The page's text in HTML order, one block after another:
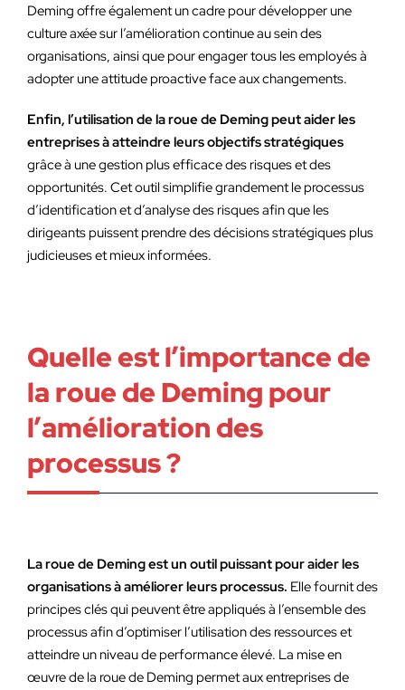
Deming offre également un cadre pour développer une
culture axée sur l’amélioration continue au sein des
organisations, ainsi que pour engager tous les employés à
adopter une attitude proactive face aux changements.
Enfin, l’utilisation de la roue de Deming peut aider les
entreprises à atteindre leurs objectifs stratégiques
grâce à une gestion plus efficace des risques et des
opportunités. Cet outil simplifie grandement le processus
d’identification et d’analyse des risques afin que les
dirigeants puissent prendre des décisions stratégiques plus
judicieuses et mieux informées.
Quelle est l’importance de
la roue de Deming pour
l’amélioration des
processus ?
La roue de Deming est un outil puissant pour aider les
organisations à améliorer leurs processus. Elle fournit des
principes clés qui peuvent être appliqués à l’ensemble des
processus afin d’optimiser l’utilisation des ressources et
atteindre un niveau de performance élevé. La mise en
œuvre de la roue de Deming permet aux entreprises de